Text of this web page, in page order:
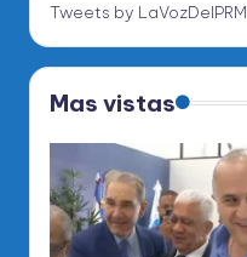
Tweets by LaVozDelPRM
Mas vistas